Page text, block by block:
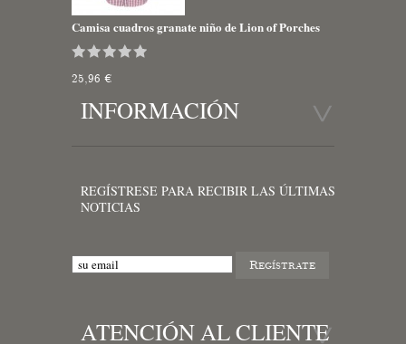
Camisa cuadros granate niño de Lion of Porches
25,96 €
INFORMACIÓN
REGÍSTRESE PARA RECIBIR LAS ÚLTIMAS
NOTICIAS
ATENCIÓN AL CLIENTE